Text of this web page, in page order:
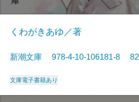
くわがきあゆ／著
新潮文庫 978-4-10-106181-8
文庫電子書籍あり